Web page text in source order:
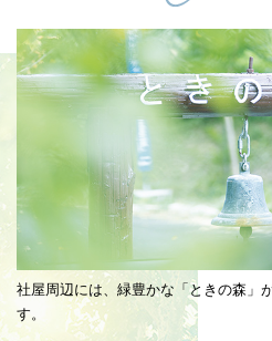
社屋周辺には、緑豊かな「ときの森」
す。